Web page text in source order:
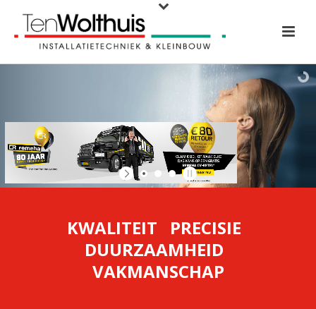
KWALITEIT PRECISIE
DUURZAAMHEID
VAKMANSCHAP